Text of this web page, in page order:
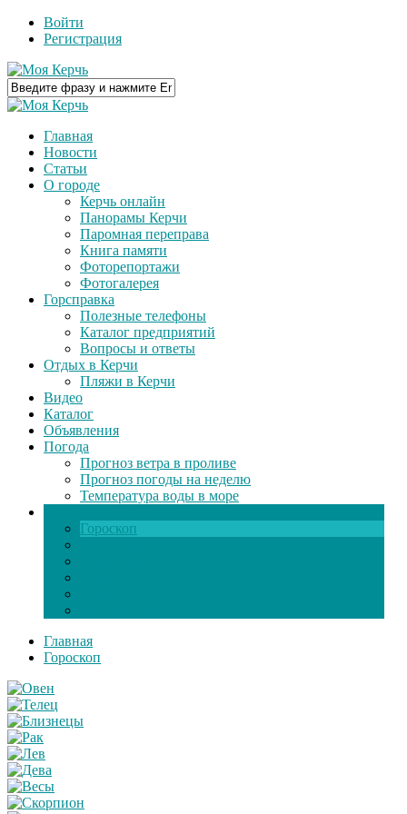
Войти
Регистрация
Главная
Новости
Статьи
О городе
Керчь онлайн
Панорамы Керчи
Паромная переправа
Книга памяти
Фоторепортажи
Фотогалерея
Горсправка
Полезные телефоны
Каталог предприятий
Вопросы и ответы
Отдых в Керчи
Пляжи в Керчи
Видео
Каталог
Объявления
Погода
Прогноз ветра в проливе
Прогноз погоды на неделю
Температура воды в море
Гороскоп
Главная
Гороскоп